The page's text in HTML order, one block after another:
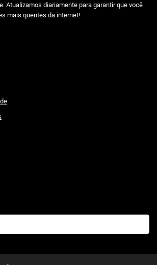
Atualizamos diariamente para garantir que você
mais quentes da internet!